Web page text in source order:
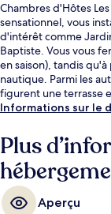
Chambres d'Hôtes
sensationnel, vous
d'intérêt comme
Baptiste. Vous vous
en saison), tandis
nautique. Parmi les
figurent une terrasse
Informations sur le
Plus
Aperçu